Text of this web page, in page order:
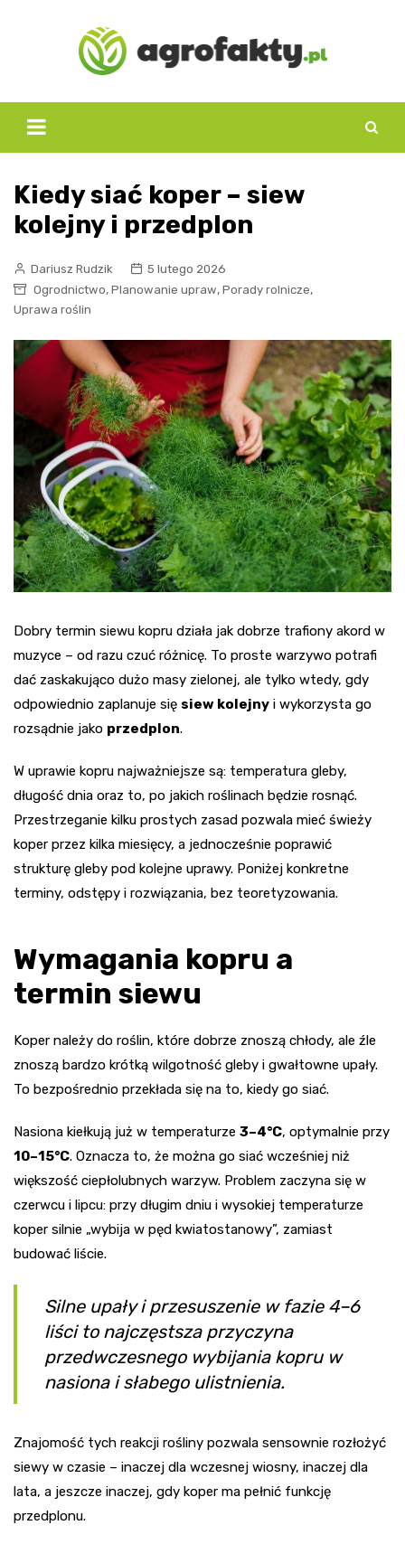
Kiedy siać koper – siew
kolejny i przedplon
Dariusz Rudzik
5 lutego 2026
Ogrodnictwo, Planowanie upraw, Porady rolnicze,
Uprawa roślin
Dobry termin siewu kopru działa jak dobrze trafiony akord w
muzyce – od razu czuć różnicę. To proste warzywo potrafi
dać zaskakująco dużo masy zielonej, ale tylko wtedy, gdy
odpowiednio zaplanuje się siew kolejny i wykorzysta go
rozsądnie jako przedplon.
W uprawie kopru najważniejsze są: temperatura gleby,
długość dnia oraz to, po jakich roślinach będzie rosnąć.
Przestrzeganie kilku prostych zasad pozwala mieć świeży
koper przez kilka miesięcy, a jednocześnie poprawić
strukturę gleby pod kolejne uprawy. Poniżej konkretne
terminy, odstępy i rozwiązania, bez teoretyzowania.
Wymagania kopru a
termin siewu
Koper należy do roślin, które dobrze znoszą chłody, ale źle
znoszą bardzo krótką wilgotność gleby i gwałtowne upały.
To bezpośrednio przekłada się na to, kiedy go siać.
Nasiona kiełkują już w temperaturze 3–4°C, optymalnie przy
10–15°C. Oznacza to, że można go siać wcześniej niż
większość ciepłolubnych warzyw. Problem zaczyna się w
czerwcu i lipcu: przy długim dniu i wysokiej temperaturze
koper silnie „wybija w pęd kwiatostanowy”, zamiast
budować liście.
Silne upały i przesuszenie w fazie 4–6
liści to najczęstsza przyczyna
przedwczesnego wybijania kopru w
nasiona i słabego ulistnienia.
Znajomość tych reakcji rośliny pozwala sensownie rozłożyć
siewy w czasie – inaczej dla wczesnej wiosny, inaczej dla
lata, a jeszcze inaczej, gdy koper ma pełnić funkcję
przedplonu.